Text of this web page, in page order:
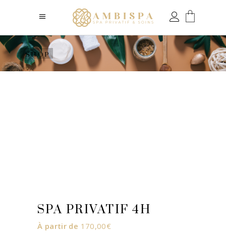
SHOP
SPA PRIVATIF 4H
À partir de 170,00€